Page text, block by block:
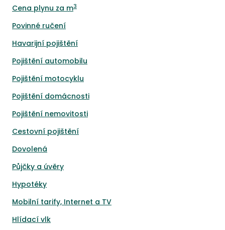
Cena plynu za m3
Povinné ručení
Havarijní pojištění
Pojištění automobilu
Pojištění motocyklu
Pojištění domácnosti
Pojištění nemovitosti
Cestovní pojištění
Dovolená
Půjčky a úvěry
Hypotéky
Mobilní tarify, Internet a TV
Hlídací vlk